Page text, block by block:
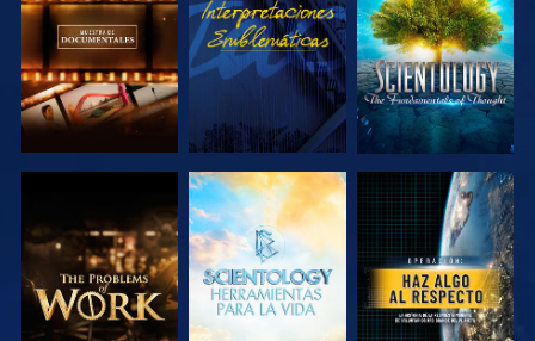
SERIES
SERIES
EXPLORA LAS
SERIES
EXPLORA LAS
SERIES
VE